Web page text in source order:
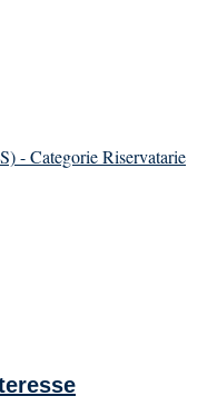
- Categorie Riservatarie